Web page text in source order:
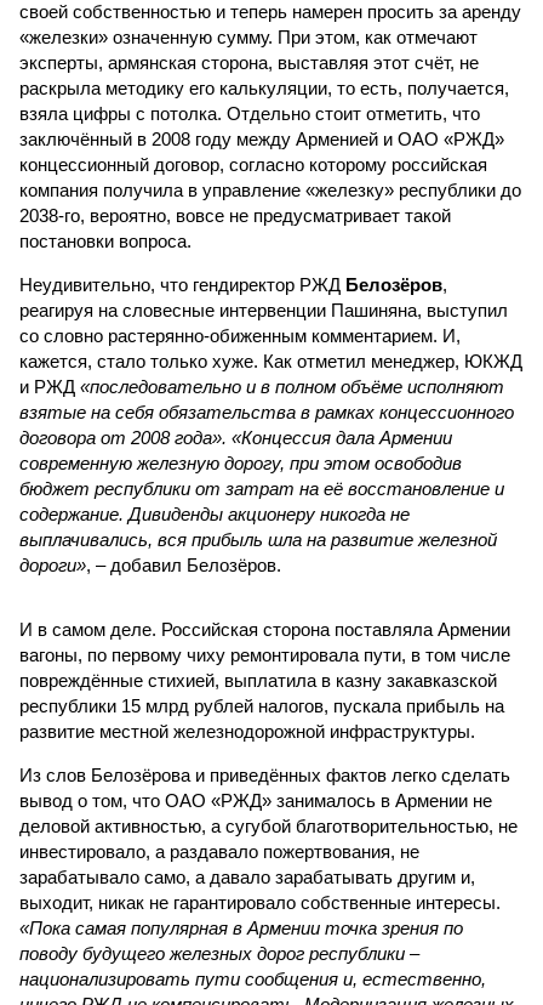
своей собственностью и теперь намерен просить за аренду
«железки» означенную сумму. При этом, как отмечают
эксперты, армянская сторона, выставляя этот счёт, не
раскрыла методику его калькуляции, то есть, получается,
взяла цифры с потолка. Отдельно стоит отметить, что
заключённый в 2008 году между Арменией и ОАО «РЖД»
концессионный договор, согласно которому российская
компания получила в управление «железку» республики до
2038-го, вероятно, вовсе не предусматривает такой
постановки вопроса.
Неудивительно, что гендиректор РЖД Белозёров,
реагируя на словесные интервенции Пашиняна, выступил
со словно растерянно-обиженным комментарием. И,
кажется, стало только хуже. Как отметил менеджер, ЮКЖД
и РЖД «последовательно и в полном объёме исполняют
взятые на себя обязательства в рамках концессионного
договора от 2008 года». «Концессия дала Армении
современную железную дорогу, при этом освободив
бюджет республики от затрат на её восстановление и
содержание. Дивиденды акционеру никогда не
выплачивались, вся прибыль шла на развитие железной
дороги», – добавил Белозёров.
И в самом деле. Российская сторона поставляла Армении
вагоны, по первому чиху ремонтировала пути, в том числе
повреждённые стихией, выплатила в казну закавказской
республики 15 млрд рублей налогов, пускала прибыль на
развитие местной железнодорожной инфраструктуры.
Из слов Белозёрова и приведённых фактов легко сделать
вывод о том, что ОАО «РЖД» занималось в Армении не
деловой активностью, а сугубой благотворительностью, не
инвестировало, а раздавало пожертвования, не
зарабатывало само, а давало зарабатывать другим и,
выходит, никак не гарантировало собственные интересы.
«Пока самая популярная в Армении точка зрения по
поводу будущего железных дорог рес­публики –
национализировать пути сообщения и, естественно,